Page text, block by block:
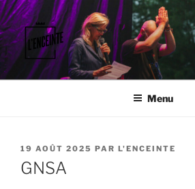
Aller
au
contenu
principal
L'ENCEINTE
Faisons vibrer le territoire.
Menu
PUBLIÉ
LE
19 AOÛT 2025 PAR L'ENCEINTE
GNSA